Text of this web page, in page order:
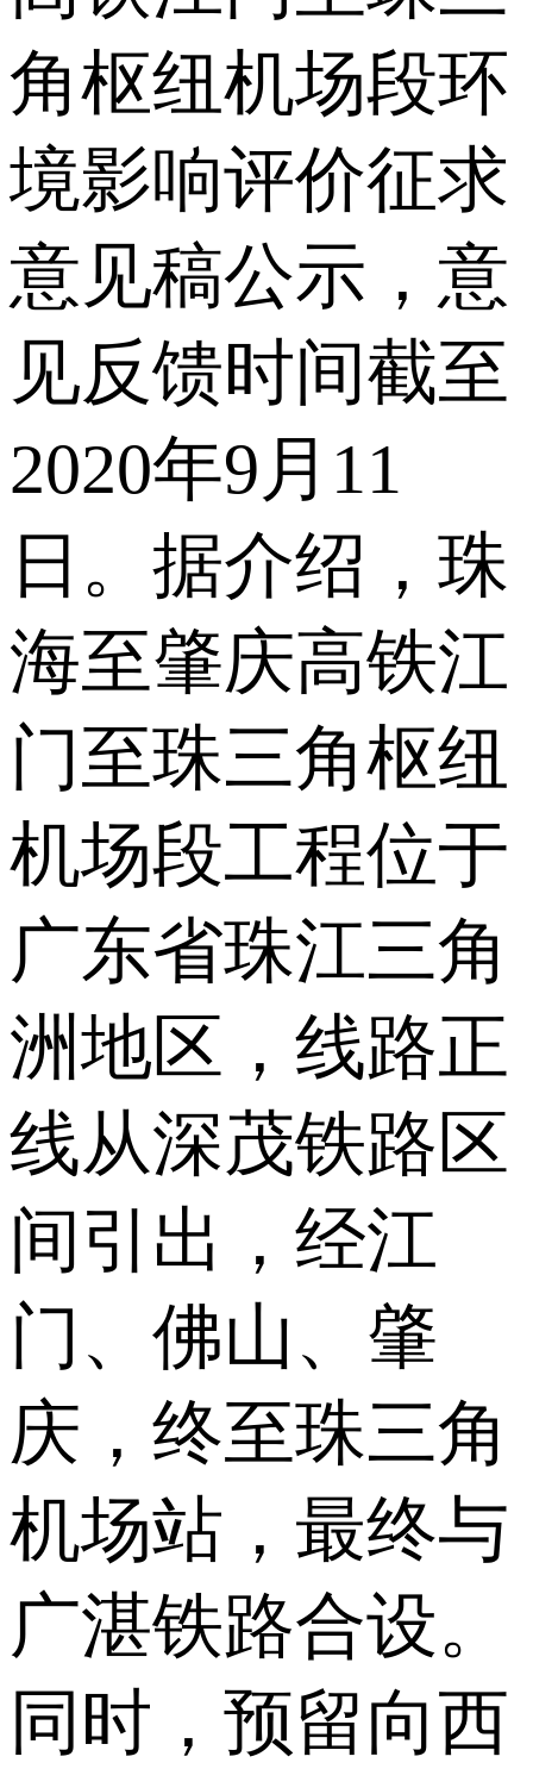
角枢纽机场段环
境影响评价征求
意见稿公示，意
见反馈时间截至
2020年9月11
日。据介绍，珠
海至肇庆高铁江
门至珠三角枢纽
机场段工程位于
广东省珠江三角
洲地区，线路正
线从深茂铁路区
间引出，经江
门、佛山、肇
庆，终至珠三角
机场站，最终与
广湛铁路合设。
同时，预留向西